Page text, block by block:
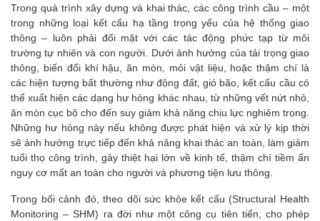
Trong quá trình xây dựng và khai thác, các công trình cầu – một
trong những loại kết cấu hạ tầng trọng yếu của hệ thống giao
thông – luôn phải đối mặt với các tác động phức tạp từ môi
trường tự nhiên và con người. Dưới ảnh hưởng của tải trọng giao
thông, biến đổi khí hậu, ăn mòn, mỏi vật liệu, hoặc thậm chí là
các hiện tượng bất thường như động đất, gió bão, kết cấu cầu có
thể xuất hiện các dạng hư hỏng khác nhau, từ những vết nứt nhỏ,
ăn mòn cục bộ cho đến suy giảm khả năng chịu lực nghiêm trọng.
Những hư hỏng này nếu không được phát hiện và xử lý kịp thời
sẽ ảnh hưởng trực tiếp đến khả năng khai thác an toàn, làm giảm
tuổi thọ công trình, gây thiệt hại lớn về kinh tế, thậm chí tiềm ẩn
nguy cơ mất an toàn cho người và phương tiện lưu thông.
Trong bối cảnh đó, theo dõi sức khỏe kết cấu (Structural Health
Monitoring – SHM) ra đời như một công cụ tiên tiến, cho phép